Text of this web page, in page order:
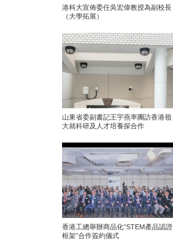
港科大宣佈委任吳宏偉教授為副校長
（大學拓展）
山東省委副書記王宇燕率團訪香港嶺
大就科研及人才培養探合作
香港工總舉辦商品化“STEM產品認證
框架”合作簽約儀式